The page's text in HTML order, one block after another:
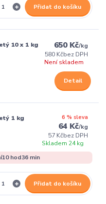
Přidat do košíku
10 x 1 kg 650 Kč/kg
580 Kčbez DPH
Není skladem
Detail
1 kg 6 % sleva
64 Kč/kg
57 Kčbez DPH
Skladem 24 kg
10hod36min
Přidat do košíku